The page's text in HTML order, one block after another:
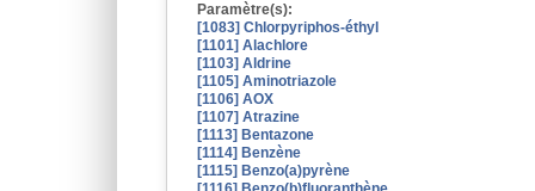
Paramètre(s):
[1083] Chlorpyriphos-éthyl
[1101] Alachlore
[1103] Aldrine
[1105] Aminotriazole
[1106] AOX
[1107] Atrazine
[1113] Bentazone
[1114] Benzène
[1115] Benzo(a)pyrène